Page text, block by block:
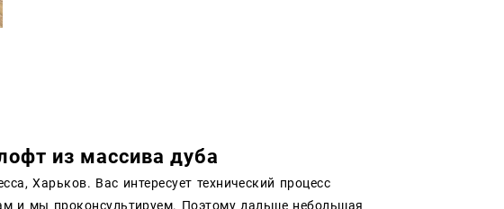
из массива дуба
Харьков. Вас интересует технический процесс
и мы проконсультируем. Поэтому дальше небольшая